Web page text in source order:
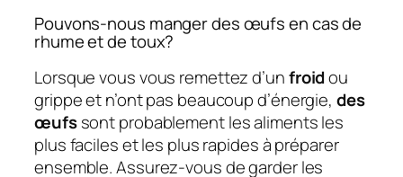
Pouvons-nous manger des œufs en cas de
rhume et de toux?
Lorsque vous vous remettez d’unfroidou
grippe et n’ont pas beaucoup d’énergie, des
œufssont probablement les aliments les
plus faciles et les plus rapides à préparer
ensemble. Assurez-vous de garder les